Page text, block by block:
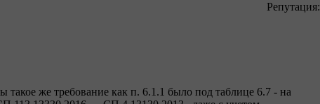
Репутация:
такое же требование как п. 6.1.1 было под таблице 6.7 - на